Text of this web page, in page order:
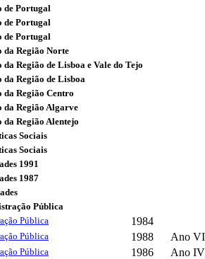
de Portugal
de Portugal
de Portugal
Região Norte
Região de Lisboa e Vale do Tejo
Região de Lisboa
Região Centro
Região Algarve
Região Alentejo
Sociais
Sociais
1991
1987
Pública
Pública
1984
Pública 1988 Ano
Pública 1986 Ano